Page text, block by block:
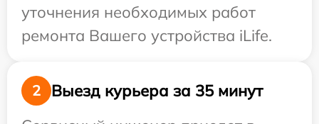
уточнения необходимых работ
ремонта Вашего устройства iLife.
2
Выезд курьера за 35 минут